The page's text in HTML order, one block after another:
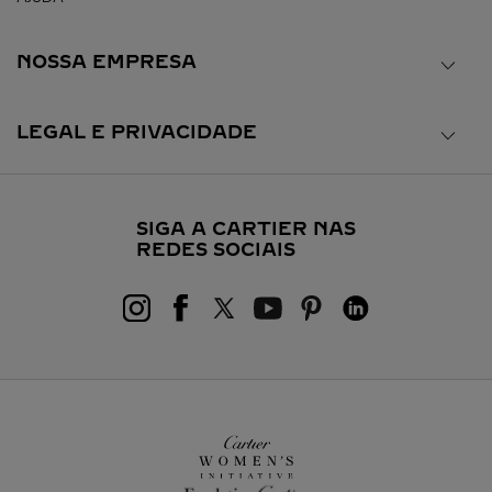
NOSSA EMPRESA
LEGAL E PRIVACIDADE
SIGA A CARTIER NAS
REDES SOCIAIS